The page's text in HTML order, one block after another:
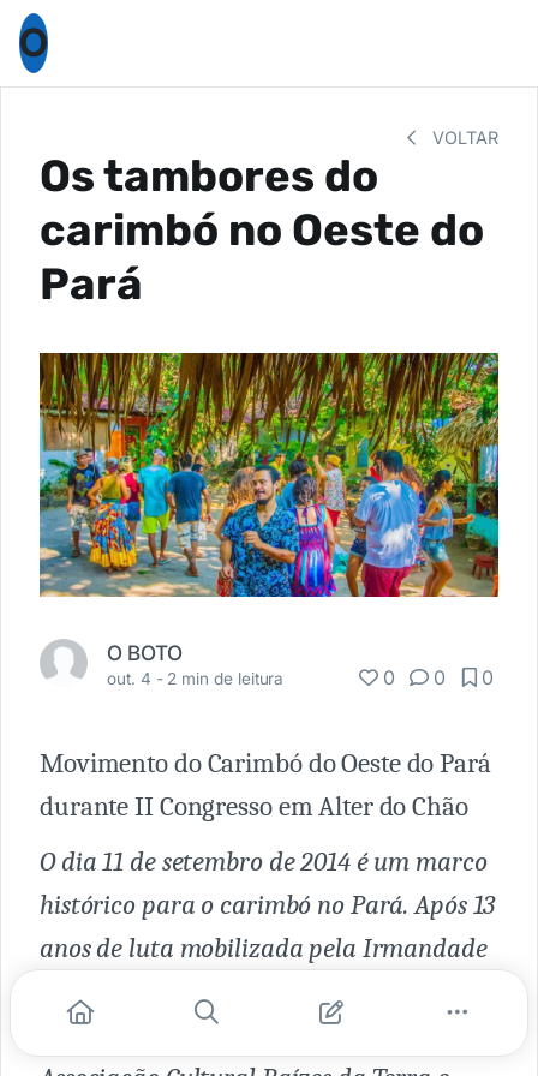
O
VOLTAR
Os tambores do
carimbó no Oeste do
Pará
O BOTO
out. 4 - 2 min de leitura 0 0 0
Movimento do Carimbó do Oeste do Pará
durante II Congresso em Alter do Chão
O dia 11 de setembro de 2014 é um marco
histórico para o carimbó no Pará. Após 13
anos de luta mobilizada pela Irmandade
de Carimbó de São Benedito, pela